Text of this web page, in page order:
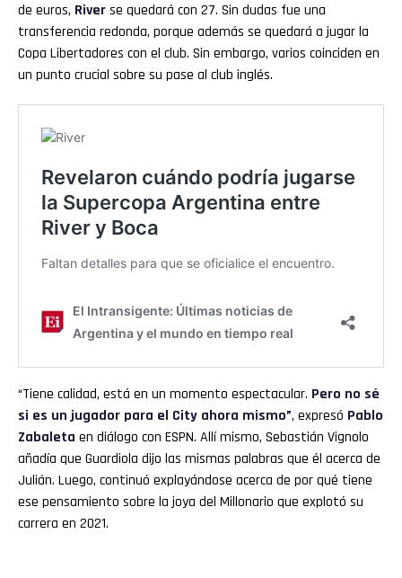
de euros, Riverse quedará con 27. Sin dudas fue una
transferencia redonda, porque además se quedará a jugar la
Copa Libertadores con el club. Sin embargo, varios coinciden en
un punto crucial sobre su pase al club inglés.
“Tiene calidad, está en un momento espectacular. Pero no sé
si es un jugador para el City ahora mismo”, expresó Pablo
Zabaleta en diálogo con ESPN. Allí mismo, Sebastián Vignolo
añadía que Guardiola dijo las mismas palabras que él acerca de
Julián. Luego, continuó explayándose acerca de por qué tiene
ese pensamiento sobre la joya del Millonario que explotó su
carrera en 2021.